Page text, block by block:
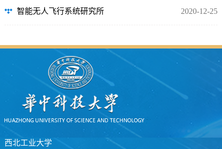
智能无人飞行系统研究所 2020-12-25
西北工业大学